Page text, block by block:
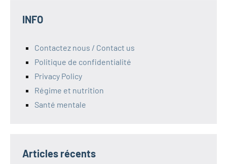
INFO
Contactez nous / Contact us
Politique de confidentialité
Privacy Policy
Régime et nutrition
Santé mentale
Articles récents